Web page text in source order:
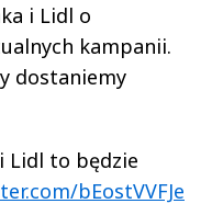
i Lidl o
kampanii.
dostaniemy
Lidl to będzie
bEostVVFJe